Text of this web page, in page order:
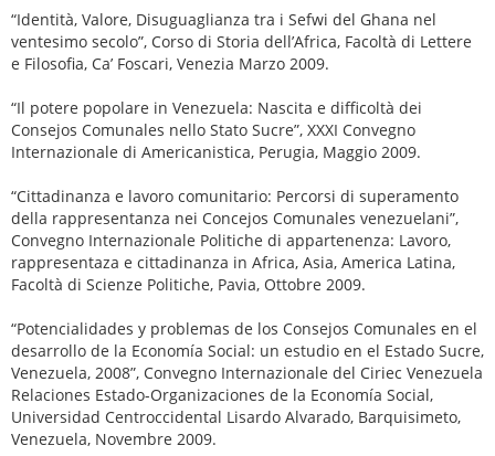
“Identità, Valore, Disuguaglianza tra i Sefwi del Ghana nel
ventesimo secolo”, Corso di Storia dell’Africa, Facoltà di Lettere
e Filosofia, Ca’ Foscari, Venezia Marzo 2009.
“Il potere popolare in Venezuela: Nascita e difficoltà dei
Consejos Comunales nello Stato Sucre”, XXXI Convegno
Internazionale di Americanistica, Perugia, Maggio 2009.
“Cittadinanza e lavoro comunitario: Percorsi di superamento
della rappresentanza nei Concejos Comunales venezuelani”,
Convegno Internazionale Politiche di appartenenza: Lavoro,
rappresentaza e cittadinanza in Africa, Asia, America Latina,
Facoltà di Scienze Politiche, Pavia, Ottobre 2009.
“Potencialidades y problemas de los Consejos Comunales en el
desarrollo de la Economía Social: un estudio en el Estado Sucre,
Venezuela, 2008”, Convegno Internazionale del Ciriec Venezuela
Relaciones Estado-Organizaciones de la Economía Social,
Universidad Centroccidental Lisardo Alvarado, Barquisimeto,
Venezuela, Novembre 2009.